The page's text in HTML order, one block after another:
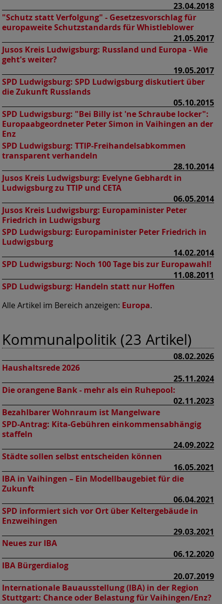
23.04.2018
"Schutz statt Verfolgung" - Gesetzesvorschlag für
europaweite Schutzstandards für Whistleblower
21.05.2017
Jusos Kreis Ludwigsburg: Russland und Europa - Wie
geht's weiter?
19.05.2017
SPD Ludwigsburg: SPD Ludwigsburg diskutiert über
die Zukunft Russlands
05.10.2015
SPD Ludwigsburg: "Bei Billy ist 'ne Schraube locker":
Europaabgeordneter Peter Simon in Vaihingen an der
Enz
SPD Ludwigsburg: TTIP-Freihandelsabkommen
transparent verhandeln
28.10.2014
Jusos Kreis Ludwigsburg: Evelyne Gebhardt in
Ludwigsburg zu TTIP und CETA
06.05.2014
Jusos Kreis Ludwigsburg: Europaminister Peter
Friedrich in Ludwigsburg
SPD Ludwigsburg: Europaminister Peter Friedrich in
Ludwigsburg
14.02.2014
SPD Ludwigsburg: Noch 100 Tage bis zur Europawahl!
11.08.2011
SPD Ludwigsburg: Handeln statt nur Hoffen
Alle Artikel im Bereich anzeigen: Europa.
Kommunalpolitik (23 Artikel)
08.02.2026
Haushaltsrede 2026
25.11.2024
Die orangene Bank - mehr als ein Ruhepool:
02.11.2023
Bezahlbarer Wohnraum ist Mangelware
SPD-Antrag: Kita-Gebühren einkommensabhängig
staffeln
24.09.2022
Städte sollen selbst entscheiden können
16.05.2021
IBA in Vaihingen – Ein Modellbaugebiet für die
Zukunft
06.04.2021
SPD informiert sich vor Ort über Keltergebäude in
Enzweihingen
29.03.2021
Neues zur IBA
06.12.2020
IBA Bürgerdialog
20.07.2019
Internationale Bauausstellung (IBA) in der Region
Stuttgart: Chance oder Belastung für Vaihingen/Enz?